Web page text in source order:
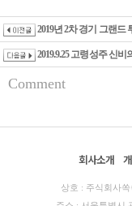
2019년 2차 경기 그랜드
2019.9.25 고령성주 신
Comment
회사소개
상호 : 주식회사